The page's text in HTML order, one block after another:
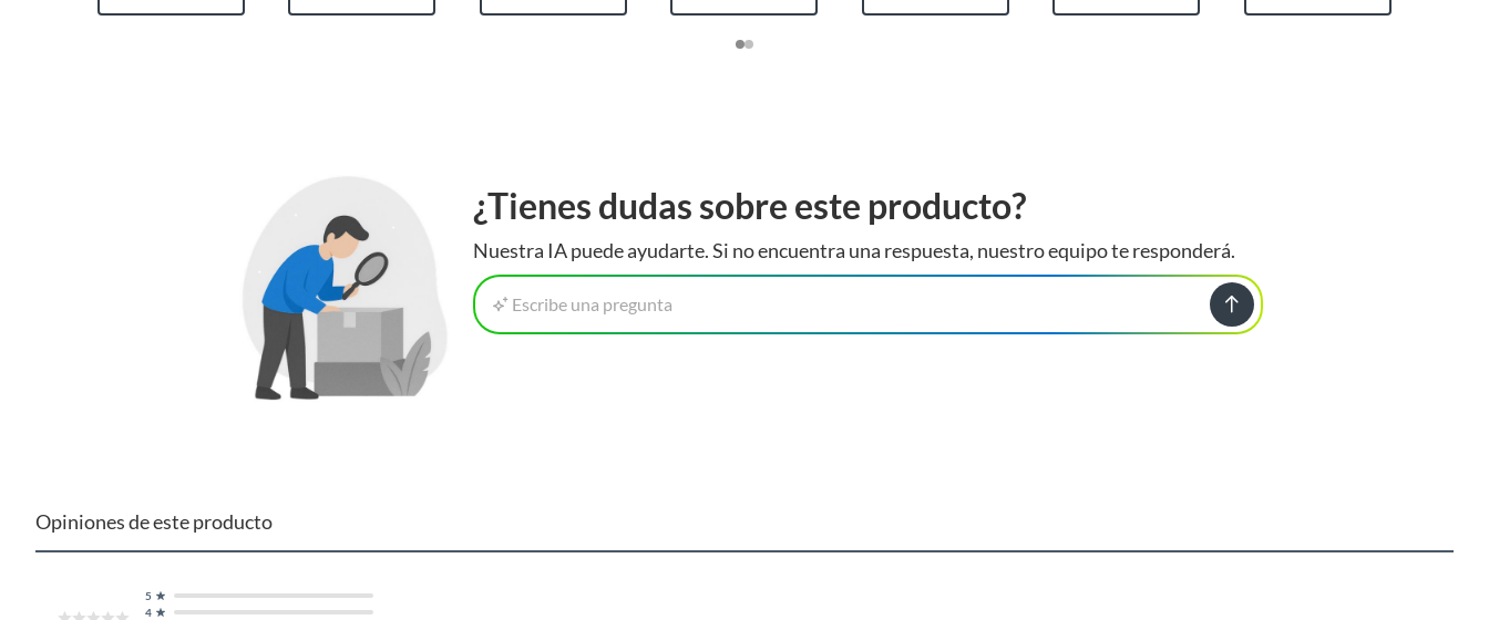
¿Tienes dudas sobre este producto?
Nuestra IA puede ayudarte. Si no encuentra una respuesta, nuestro equipo te responderá.
Escribe una pregunta
Opiniones de este producto
4
5